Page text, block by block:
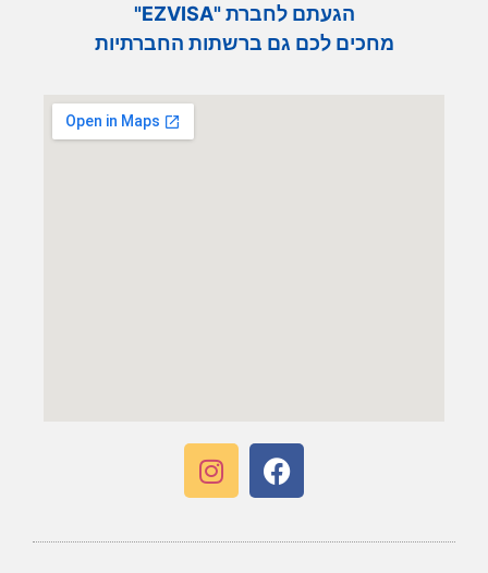
הגעתם לחברת "EZVISA"
מחכים לכם גם ברשתות החברתיות